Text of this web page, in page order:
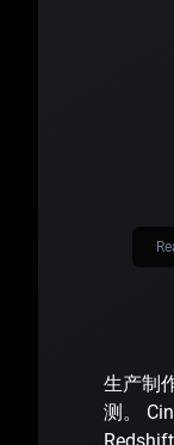
生产制
测。